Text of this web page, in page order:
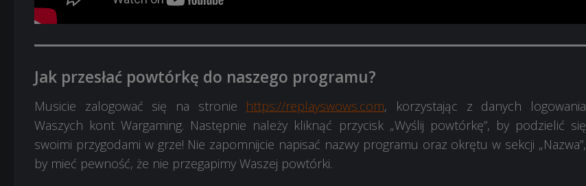
Jak przesłać powtórkę do naszego programu?
Musicie zalogować się na stronie https://replayswows.com, korzystając z danych logowania
Waszych kont Wargaming. Następnie należy kliknąć przycisk „Wyślij powtórkę”, by podzielić się
swoimi przygodami w grze! Nie zapomnijcie napisać nazwy programu oraz okrętu w sekcji „Nazwa”,
by mieć pewność, że nie przegapimy Waszej powtórki.